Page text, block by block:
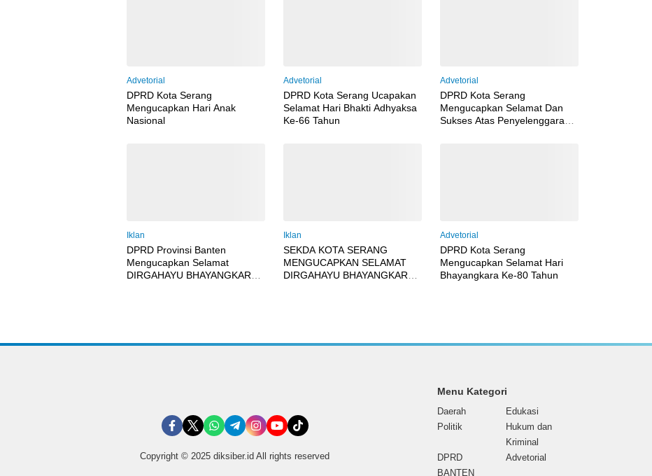
Advetorial
DPRD Kota Serang
Mengucapkan Hari Anak
Nasional
Advetorial
DPRD Kota Serang Ucapakan
Selamat Hari Bhakti Adhyaksa
Ke-66 Tahun
Advetorial
DPRD Kota Serang
Mengucapkan Selamat Dan
Sukses Atas Penyelenggaraan
Iklan
DPRD Provinsi Banten
Mengucapkan Selamat
DIRGAHAYU BHAYANGKARA
Iklan
SEKDA KOTA SERANG
MENGUCAPKAN SELAMAT
DIRGAHAYU BHAYANGKARA
Advetorial
DPRD Kota Serang
Mengucapkan Selamat Hari
Bhayangkara Ke-80 Tahun
Copyright © 2025 diksiber.id All rights reserved
Menu Kategori
Daerah
Edukasi
Politik
Hukum dan
Kriminal
DPRD
BANTEN
Advetorial